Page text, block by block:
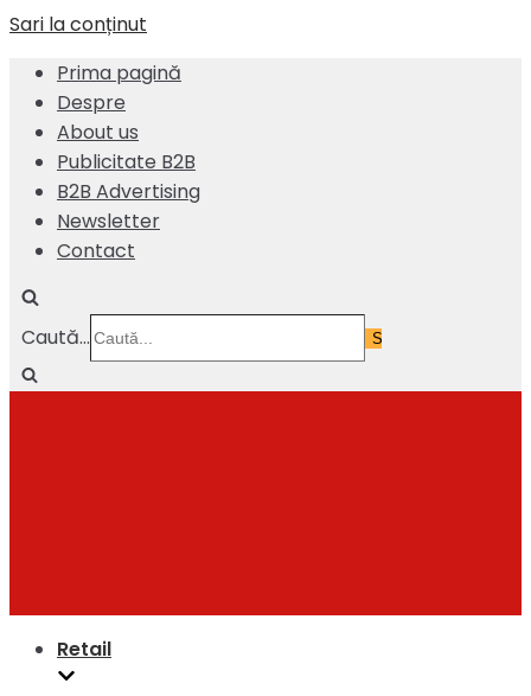
Sari la conținut
Prima pagină
Despre
About us
Publicitate B2B
B2B Advertising
Newsletter
Contact
Caută...
Retail